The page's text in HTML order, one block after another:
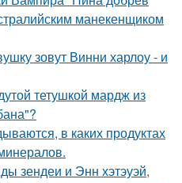
манекенщиком
зовут Винни харлоу - и
тетушкой мардж из
в каких продуктах
зендеи и Энн хэтэуэй,